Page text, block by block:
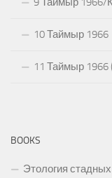
10 Таймыр 1966
11 Таймыр 1966
BOOKS
Этология